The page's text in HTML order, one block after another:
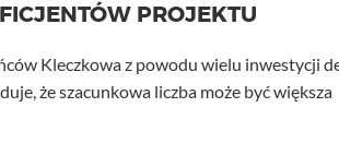
PROJEKTU
Kleczkowa z powodu wielu inwestycji
że szacunkowa liczba może być większa